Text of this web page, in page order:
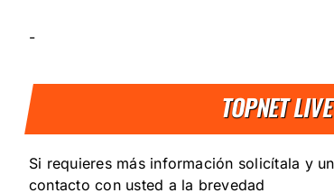
-
TOPNET
Si requieres más información solicítala y
contacto con usted a la brevedad